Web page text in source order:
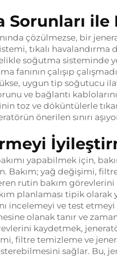
Sorunları ile
çözülmezse, bir
tıkalı havalandırma
soğutma sisteminde
fanının çalışıp
uygun tip soğutucu
ve bağlantı
toz ve döküntülerle
önerilen sınırı
yapabilmek için,
Bakım; yağ değişimi,
rutin bakım görevlerini
planlaması tipik
incelemeyi ve test
olanak tanır ve
kaydetmek,
filtre temizleme ve
sağlar. Bu,